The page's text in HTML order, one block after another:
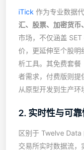
iTick 作为专业数据
汇、股票、加密货币
市场，不仅涵盖
价，更延伸至个股明
析工具。其免费套餐
者需求，付费版则
从原型开发到生产环
2. 实时性与可
区别于 Twelve Data
交易所实时数据流，